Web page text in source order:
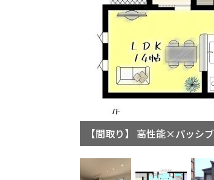
【間取り】 高性能×パッシ
【外観】 すっきりとしたお